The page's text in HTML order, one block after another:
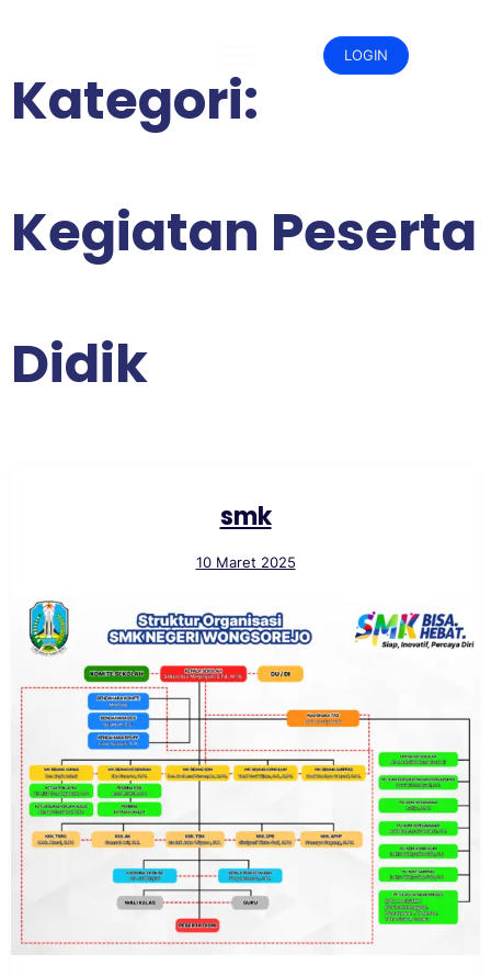
LOGIN
Kategori:
Kegiatan Peserta
Didik
smk
10 Maret 2025